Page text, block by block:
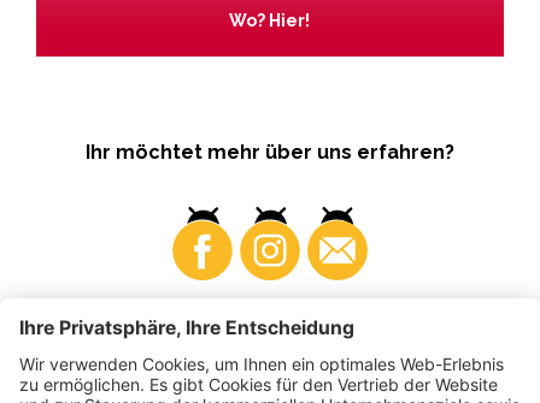
Wo? Hier!
Ihr möchtet mehr über uns erfahren?
Business Produzenten